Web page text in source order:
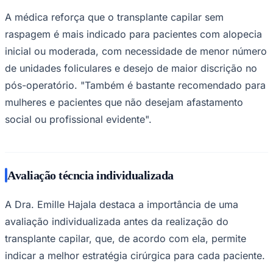
A médica reforça que o transplante capilar sem
raspagem é mais indicado para pacientes com alopecia
inicial ou moderada, com necessidade de menor número
de unidades foliculares e desejo de maior discrição no
pós-operatório. "Também é bastante recomendado para
mulheres e pacientes que não desejam afastamento
social ou profissional evidente".
Avaliação técncia individualizada
A Dra. Emille Hajala destaca a importância de uma
avaliação individualizada antes da realização do
transplante capilar, que, de acordo com ela, permite
indicar a melhor estratégia cirúrgica para cada paciente.